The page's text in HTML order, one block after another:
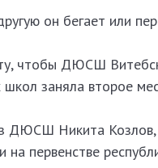
он бегает или
чтобы ДЮСШ
заняла второе
ДЮСШ Никита
первенстве